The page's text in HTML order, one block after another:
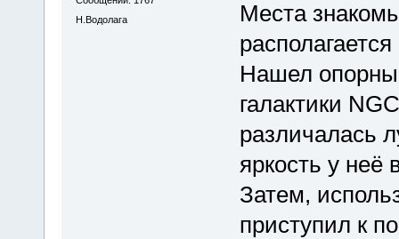
Н.Водолага
Места
Нашел
галактики
различалась
яркость у неё
Затем,
приступил к